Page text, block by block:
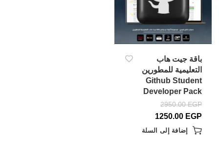
باقة جيت هاب
التعليمية للمطورين
Github Student
Developer Pack
2950.00EGP
1250.00 EGP
إضافة إلى السلة